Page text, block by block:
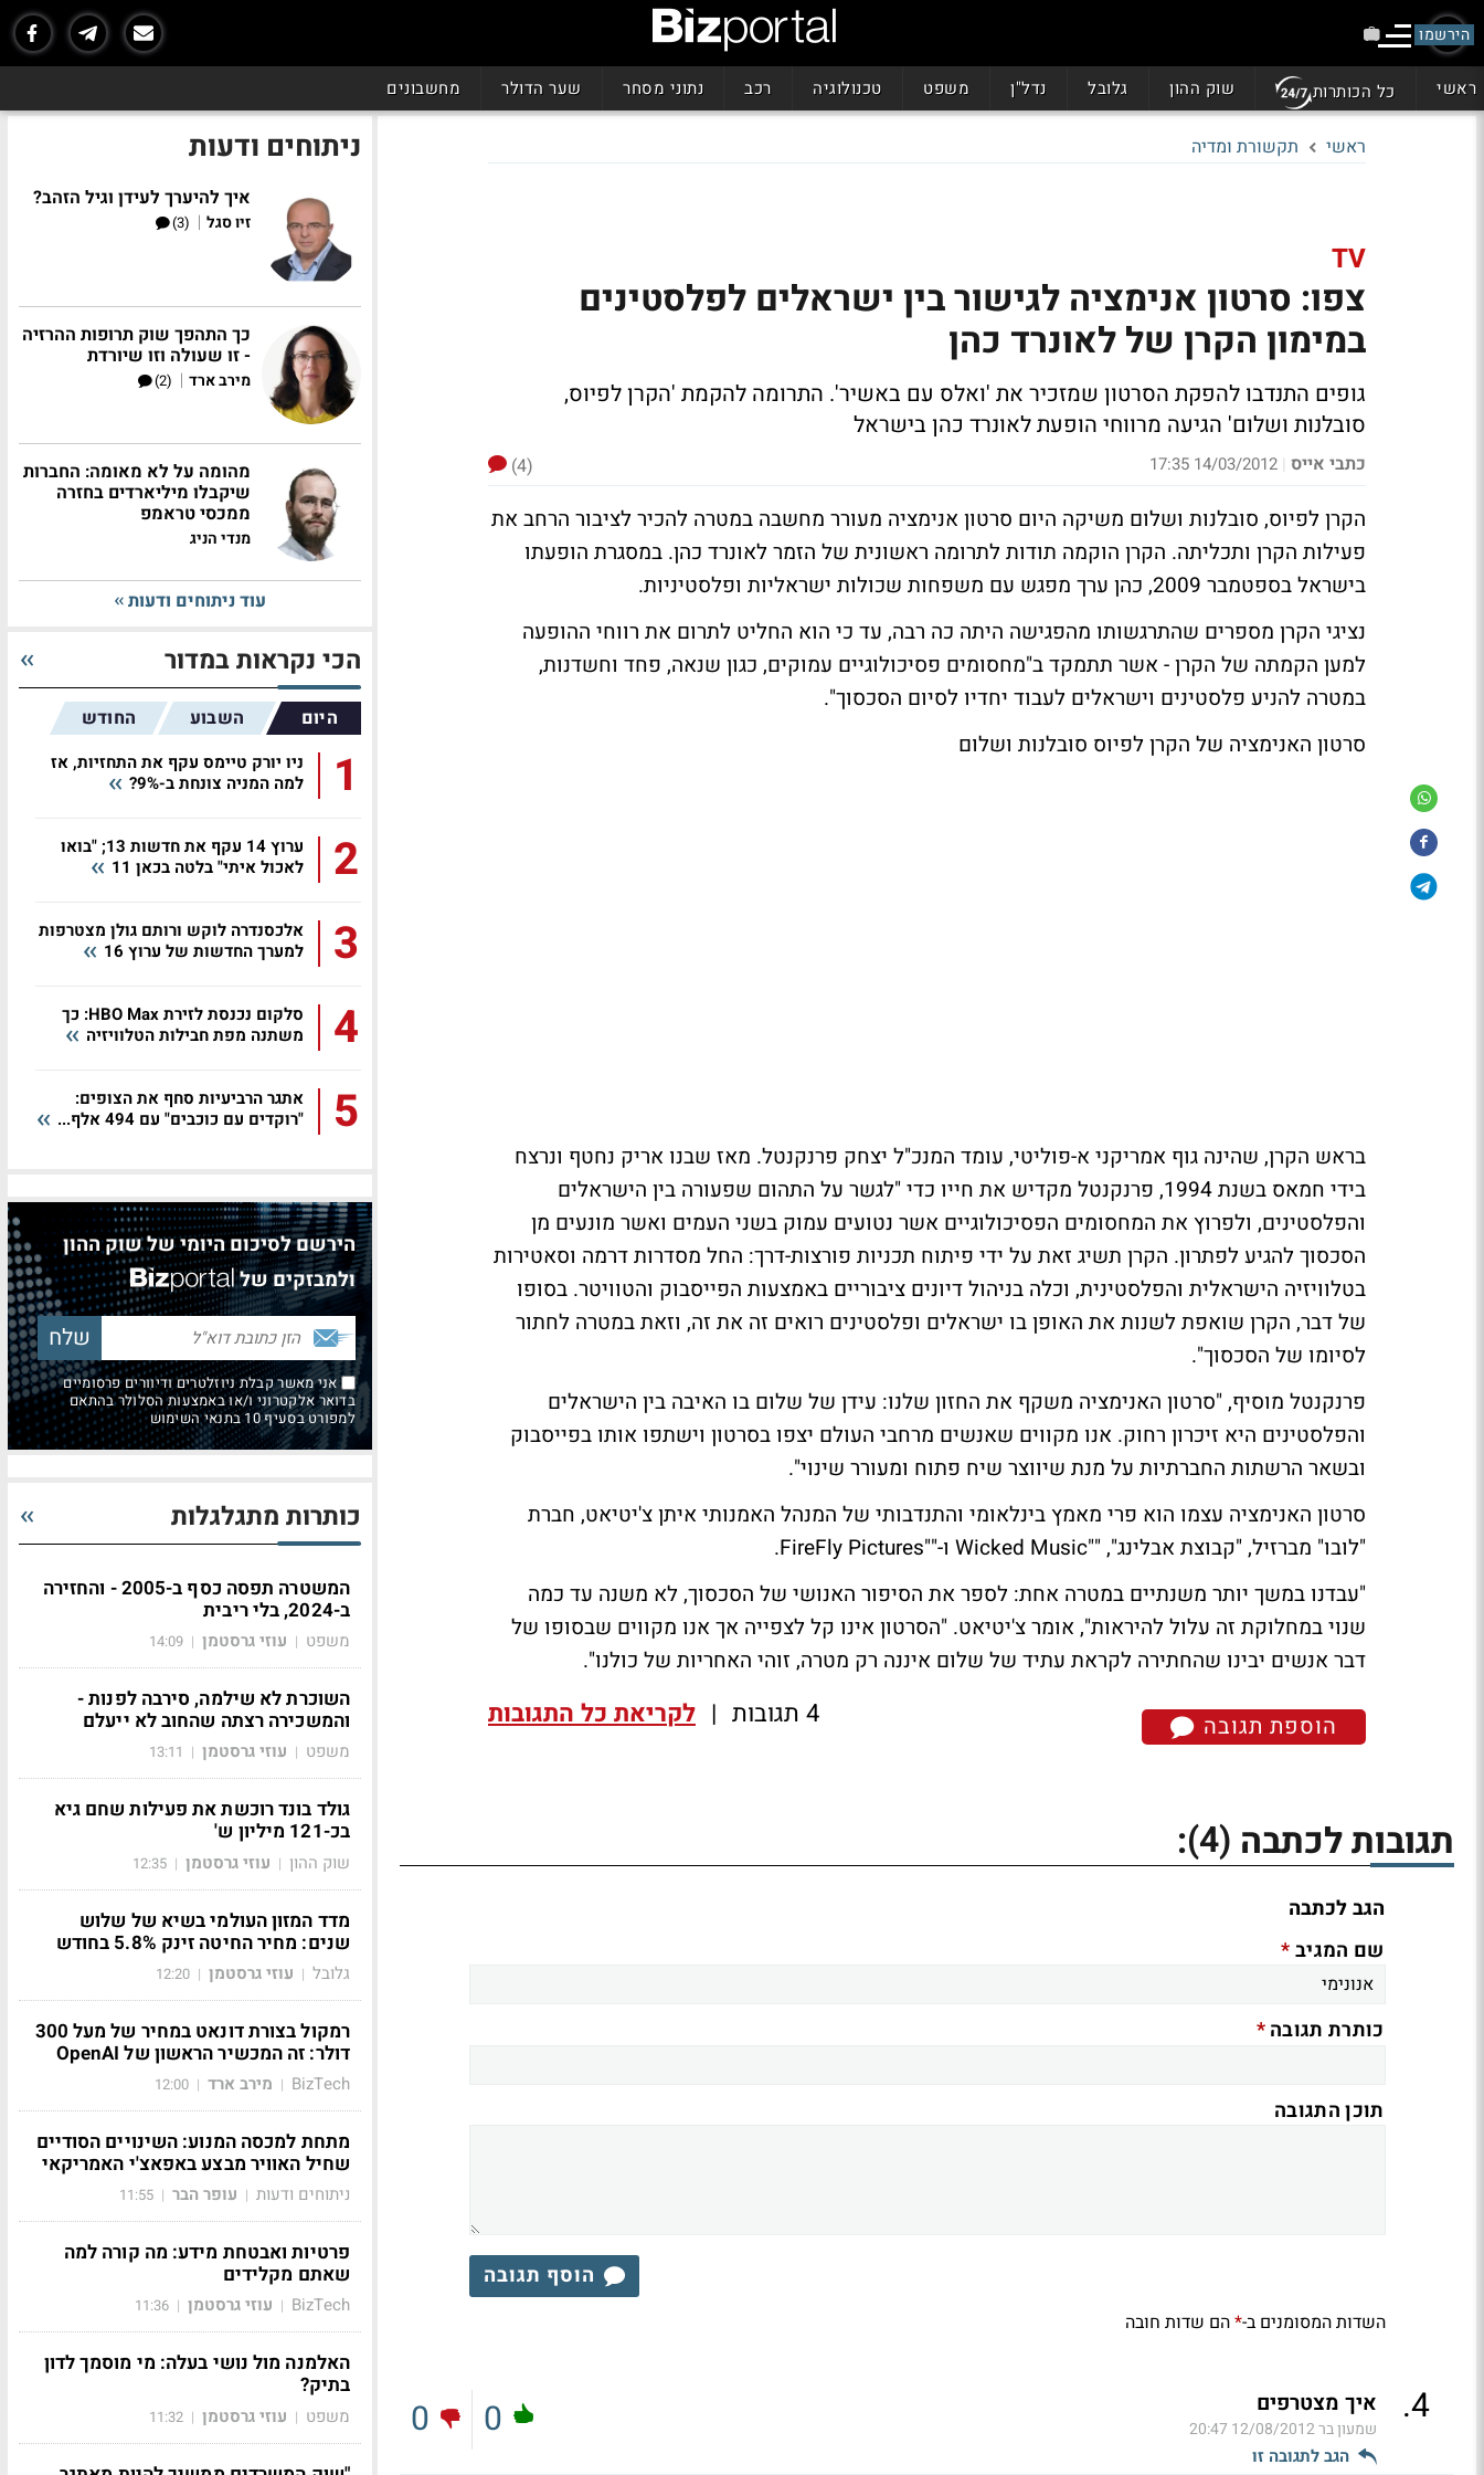
הירשמו
ראשי כל הכותרות שוק ההון גלובל נדל"ן משפט טכנולוגיה רכב נתוני מסחר שער הדולר מחשבונים
ראשי תקשורת ומדיה
TV
צפו: סרטון אנימציה לגישור בין ישראלים לפלסטינים
במימון הקרן של לאונרד כהן
גופים התנדבו להפקת הסרטון שמזכיר את 'ואלס עם באשיר'. התרומה להקמת 'הקרן לפיוס,
סובלנות ושלום' הגיעה מרווחי הופעת לאונרד כהן בישראל
כתבי אייס |
14/03/2012 17:35
(4)
הקרן לפיוס, סובלנות ושלום משיקה היום סרטון אנימציה מעורר מחשבה במטרה להכיר לציבור הרחב את
פעילות הקרן ותכליתה. הקרן הוקמה תודות לתרומה ראשונית של הזמר לאונרד כהן. במסגרת הופעתו
בישראל בספטמבר 2009, כהן ערך מפגש עם משפחות שכולות ישראליות ופלסטיניות.
נציגי הקרן מספרים שהתרגשותו מהפגישה היתה כה רבה, עד כי הוא החליט לתרום את רווחי ההופעה
למען הקמתה של הקרן - אשר תתמקד ב"מחסומים פסיכולוגיים עמוקים, כגון שנאה, פחד וחשדנות,
במטרה להניע פלסטינים וישראלים לעבוד יחדיו לסיום הסכסוך".
סרטון האנימציה של הקרן לפיוס סובלנות ושלום
בראש הקרן, שהינה גוף אמריקני א-פוליטי, עומד המנכ"ל יצחק פרנקנטל. מאז שבנו אריק נחטף ונרצח
בידי חמאס בשנת 1994, פרנקנטל מקדיש את חייו כדי "לגשר על התהום שפעורה בין הישראלים
והפלסטינים, ולפרוץ את המחסומים הפסיכולוגיים אשר נטועים עמוק בשני העמים ואשר מונעים מן
הסכסוך להגיע לפתרון. הקרן תשיג זאת על ידי פיתוח תכניות פורצות-דרך: החל מסדרות דרמה וסאטירות
בטלוויזיה הישראלית והפלסטינית, וכלה בניהול דיונים ציבוריים באמצעות הפייסבוק והטוויטר. בסופו
של דבר, הקרן שואפת לשנות את האופן בו ישראלים ופלסטינים רואים זה את זה, וזאת במטרה לחתור
לסיומו של הסכסוך".
פרנקנטל מוסיף, "סרטון האנימציה משקף את החזון שלנו: עידן של שלום בו האיבה בין הישראלים
והפלסטינים היא זיכרון רחוק. אנו מקווים שאנשים מרחבי העולם יצפו בסרטון וישתפו אותו בפייסבוק
ובשאר הרשתות החברתיות על מנת שיווצר שיח פתוח ומעורר שינוי".
סרטון האנימציה עצמו הוא פרי מאמץ בינלאומי והתנדבותי של המנהל האמנותי איתן צ'יטיאט, חברת
"לובו" מברזיל, "קבוצת אבלינג", ""Wicked Music ו-""FireFly Pictures.
"עבדנו במשך יותר משנתיים במטרה אחת: לספר את הסיפור האנושי של הסכסוך, לא משנה עד כמה
שנוי במחלוקת זה עלול להיראות", אומר צ'יטיאט. "הסרטון אינו קל לצפייה אך אנו מקווים שבסופו של
דבר אנשים יבינו שהחתירה לקראת עתיד של שלום איננה רק מטרה, זוהי האחריות של כולנו".
הוספת תגובה 4 תגובות | לקריאת כל התגובות
תגובות לכתבה (4)
:
הגב לכתבה
שם המגיב*
כותרת תגובה*
תוכן התגובה
הוסף תגובה
השדות המסומנים ב-*הם שדות חובה
4
. איך מצטרפים
שמעון בר12/08/2012 20:47
הגב לתגובה זו
0
0
ניתוחים ודעות
איך להיערך לעידן וגיל הזהב?
זיו סגל |
(3)
כך התהפך שוק תרופות ההרזיה
- זו שעולה וזו שיורדת
מירב ארד |
(2)
מהומה על לא מאומה: החברות
שיקבלו מיליארדים בחזרה
ממכסי טראמפ
מנדי הניג
עוד ניתוחים ודעות
הכי נקראות במדור
היום השבוע החודש
1
ניו יורק טיימס עקף את התחזיות, אז
למה המניה צונחת ב-9%?
2
ערוץ 14 עקף את חדשות 13; "בואו
לאכול איתי" בלטה בכאן 11
3
אלכסנדרה לוקש ורותם גולן מצטרפות
למערך החדשות של ערוץ 16
4
סלקום נכנסת לזירת HBO Max: כך
משתנה מפת חבילות הטלוויזיה
5
אתגר הרביעיות סחף את הצופים:
"רוקדים עם כוכבים" עם 494 אלף...
הירשם לסיכום היומי של שוק ההון
ולמבזקים של
אני מאשר קבלת ניוזלטרים ודיוורים פרסומיים
בדואר אלקטרוני ו/או באמצעות הסלולר בהתאם
למפורט בסעיף 10 בתנאי השימוש
כותרות מתגלגלות
המשטרה תפסה כסף ב-2005 - והחזירה
ב-2024, בלי ריבית
משפט | עוזי גרסטמן |
14:09
השוכרת לא שילמה, סירבה לפנות -
והמשכירה רצתה שהחוב לא ייעלם
משפט | עוזי גרסטמן |
13:11
גולד בונד רוכשת את פעילות שחם גיא
בכ-121 מיליון ש'
שוק ההון | עוזי גרסטמן |
12:35
מדד המזון העולמי בשיא של שלוש
שנים: מחיר החיטה זינק 5.8% בחודש
גלובל | עוזי גרסטמן |
12:20
רמקול בצורת דונאט במחיר של מעל 300
דולר: זה המכשיר הראשון של OpenAI
BizTech
| מירב ארד |
12:00
מתחת למכסה המנוע: השינויים הסודיים
שחיל האוויר מבצע באפאצ'י האמריקאי
ניתוחים ודעות | עופר הבר |
11:55
פרטיות ואבטחת מידע: מה קורה למה
שאתם מקלידים
BizTech
| עוזי גרסטמן |
11:36
האלמנה מול נושי בעלה: מי מוסמך לדון
בתיק?
משפט | עוזי גרסטמן |
11:32